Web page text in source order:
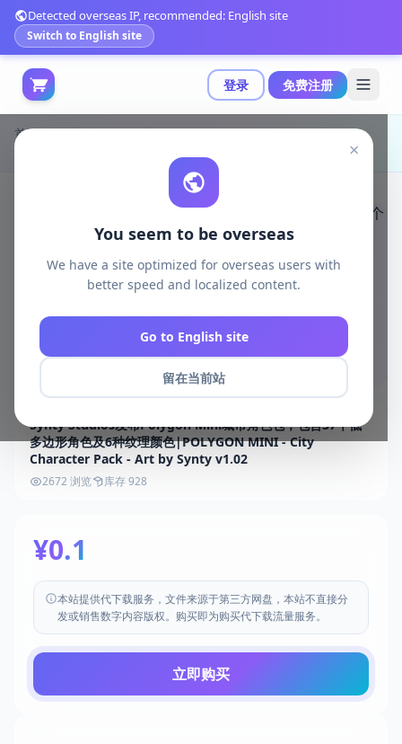
登录 免费注册
Detected overseas IP, recommended: English site
Switch to English site
×
You seem to be overseas
We have a site optimized for overseas users with
better speed and localized content.
Go to English site
留在当前站
首页 游戏开发 unity资源
Unity 3D-Models
Synty Studios发布Polygon Mini城市角色包，包含37个低
多边形角色及6种纹理颜色|POLYGON MINI - City
Character Pack - Art by Synty v1.02
2672 浏览 库存 928
¥0.1
本站提供代下载服务，文件来源于第三方网盘，本站不直接分
发或销售数字内容版权。购买即为购买代下载流量服务。
立即购买